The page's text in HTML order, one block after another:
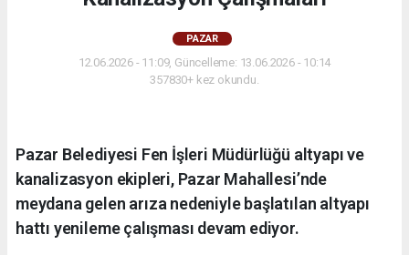
PAZAR
12.06.2026 - 11:09, Güncelleme: 13.06.2026 - 10:14
357830+ kez okundu.
Pazar Belediyesi Fen İşleri Müdürlüğü altyapı ve
kanalizasyon ekipleri, Pazar Mahallesi’nde
meydana gelen arıza nedeniyle başlatılan altyapı
hattı yenileme çalışması devam ediyor.